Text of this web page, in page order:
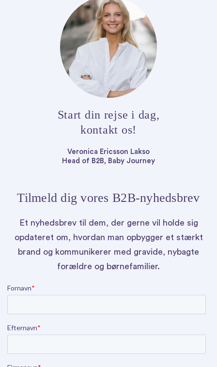
Start din rejse i dag,
kontakt os!
Veronica Ericsson Lakso
Head of B2B, Baby Journey
Tilmeld dig vores B2B-nyhedsbrev
Et nyhedsbrev til dem, der gerne vil holde sig
opdateret om, hvordan man opbygger et stærkt
brand og kommunikerer med gravide, nybagte
forældre og børnefamilier.